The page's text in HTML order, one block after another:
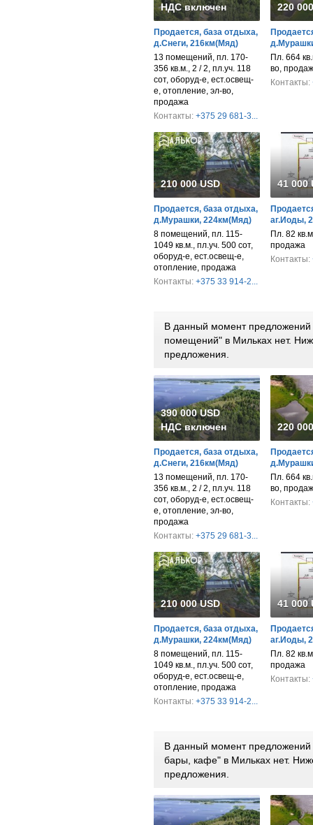
НДС включен
Продается, база отдыха,
д.Снеги, 216км(Мяд)
13 помещений, пл. 170-
356 кв.м., 2 / 2, пл.уч. 118
сот, оборуд-е, ест.освещ-
е, отопление, эл-во,
продажа
Контакты: +375 29 681-3...
220
Пл. 664
во,
Контакты:
210 000 USD
Продается, база отдыха,
д.Мурашки, 224км(Мяд)
8 помещений, пл. 115-
1049 кв.м., пл.уч. 500 сот,
оборуд-е, ест.освещ-е,
отопление, продажа
Контакты: +375 33 914-2...
41 000
аг.Иоды,
Пл. 82
продажа
Контакты:
В данный момент предложений
помещений" в Мильках нет.
предложения.
390 000 USD
НДС включен
Продается, база отдыха,
д.Снеги, 216км(Мяд)
13 помещений, пл. 170-
356 кв.м., 2 / 2, пл.уч. 118
сот, оборуд-е, ест.освещ-
е, отопление, эл-во,
продажа
Контакты: +375 29 681-3...
220
Пл. 664
во,
Контакты:
210 000 USD
Продается, база отдыха,
д.Мурашки, 224км(Мяд)
8 помещений, пл. 115-
1049 кв.м., пл.уч. 500 сот,
оборуд-е, ест.освещ-е,
отопление, продажа
Контакты: +375 33 914-2...
41 000
аг.Иоды,
Пл. 82
продажа
Контакты:
В данный момент
бары, кафе" в Мильках нет.
предложения.